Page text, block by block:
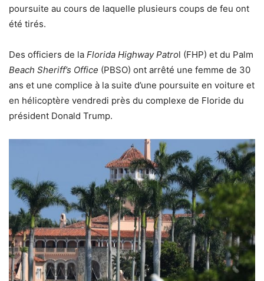
poursuite au cours de laquelle plusieurs coups de feu ont
été tirés.
Des officiers de la Florida Highway Patrol (FHP) et du Palm
Beach Sheriff’s Office (PBSO) ont arrêté une femme de 30
ans et une complice à la suite d’une poursuite en voiture et
en hélicoptère vendredi près du complexe de Floride du
président Donald Trump.